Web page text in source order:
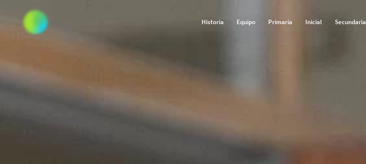
Historia Equipo Primaria Inicial Secundaria